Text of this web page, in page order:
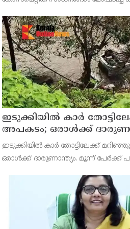
സ്വദേശികളും ബന്ധുക്കളുമായ റൂബി
ലക്ഷ്മിക്കുട്ടി (70),
ഇടുക്കിയിൽ കാർ
അപകടം; ഒരാൾക്ക്
ഇടുക്കിയിൽ കാർ തോട്ടിലേക്ക്
ഒരാൾക്ക് ദാരുണാന്ത്യം. മൂന്ന് പേർക്ക്